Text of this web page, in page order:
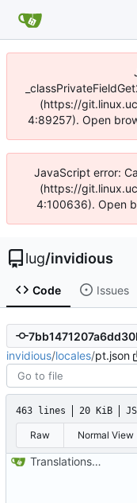
(https://
4:89257). Open
JavaScript error:
(https://
4:100636). Open
lug/invidious
Code Issues
invidious/locales/pt.json
463 lines 20 KiB
Raw Normal View
Translations update from Weblate (